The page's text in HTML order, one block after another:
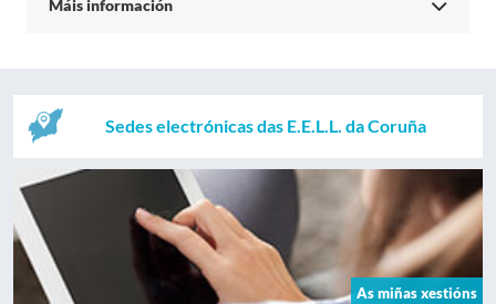
Máis información
Sedes electrónicas das E.E.L.L. da Coruña
As miñas xestións